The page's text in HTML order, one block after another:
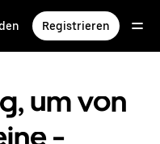
Registrieren
um von